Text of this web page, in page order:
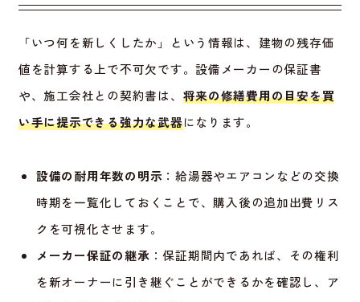
「いつ何を新しくしたか」という情報は、建物の残存価
値を計算する上で不可欠です。設備メーカーの保証書
や、施工会社との契約書は、 将来の修繕費用の目安を買
い手に提示できる強力な武器になります。
設備の耐用年数の明示 ：給湯器やエアコンなどの交換
時期を一覧化しておくことで、購入後の追加出費リス
クを可視化させます。
メーカー保証の継承 ：保証期間内であれば、その権利
を新オーナーに引き継ぐことができるかを確認し、ア